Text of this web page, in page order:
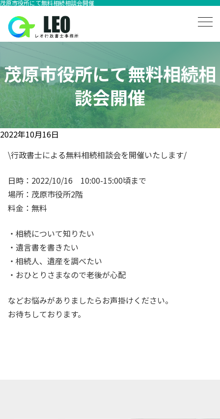
茂原市役所にて無料相続相談会開催
茂原市役所にて無料相続相
談会開催
2022年10月16日
\行政書士による無料相続相談会を開催いたします/
日時：2022/10/16 10:00-15:00頃まで
場所：茂原市役所2階
料金：無料
・相続について知りたい
・遺言書を書きたい
・相続人、遺産を調べたい
・おひとりさまなので老後が心配
などお悩みがありましたらお声掛けください。
お待ちしております。